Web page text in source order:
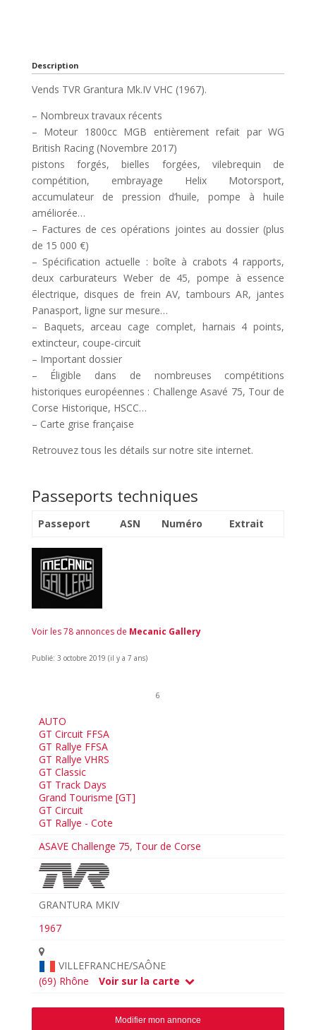
Description
Vends TVR Grantura Mk.IV VHC (1967).
– Nombreux travaux récents
– Moteur 1800cc MGB entièrement refait par WG
British Racing (Novembre 2017)
pistons forgés, bielles forgées, vilebrequin de
compétition, embrayage Helix Motorsport,
accumulateur de pression d’huile, pompe à huile
améliorée…
– Factures de ces opérations jointes au dossier (plus
de 15 000 €)
– Spécification actuelle : boîte à crabots 4 rapports,
deux carburateurs Weber de 45, pompe à essence
électrique, disques de frein AV, tambours AR, jantes
Panasport, ligne sur mesure…
– Baquets, arceau cage complet, harnais 4 points,
extincteur, coupe-circuit
– Important dossier
– Éligible dans de nombreuses compétitions
historiques européennes : Challenge Asavé 75, Tour de
Corse Historique, HSCC…
– Carte grise française
Retrouvez tous les détails sur notre site internet.
Passeports techniques
Passeport ASN Numéro Extrait
Voir les 78 annonces de Mecanic Gallery
Publié: 3 octobre 2019 (il y a 7 ans)
6
AUTO
GT Circuit FFSA
GT Rallye FFSA
GT Rallye VHRS
GT Classic
GT Track Days
Grand Tourisme [GT]
GT Circuit
GT Rallye - Cote
ASAVE Challenge 75, Tour de Corse
GRANTURA MKIV
1967
VILLEFRANCHE/SAÔNE
(69) Rhône
Voir sur la carte
Modifier mon annonce